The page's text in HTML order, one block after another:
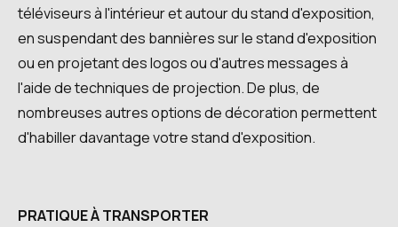
téléviseurs à l'intérieur et autour du stand d'exposition,
en suspendant des bannières sur le stand d'exposition
ou en projetant des logos ou d'autres messages à
l'aide de techniques de projection. De plus, de
nombreuses autres options de décoration permettent
d'habiller davantage votre stand d'exposition.
PRATIQUE À TRANSPORTER